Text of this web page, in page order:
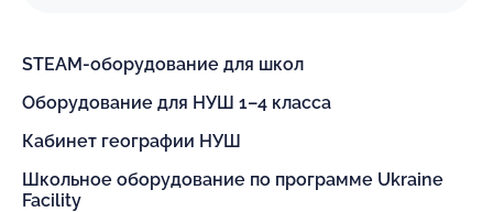
STEAM-оборудование для школ
Оборудование для НУШ 1–4 класса
Кабинет географии НУШ
Школьное оборудование по программе Ukraine
Facility